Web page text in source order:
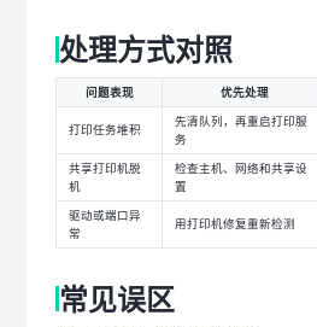
处理方式对照
问题表现 优先处理
打印任务堆积
先清队列，再重启打印服
务
共享打印机脱
机
检查主机、网络和共享设
置
驱动或端口异
常
用打印机修复重新检测
常见误区